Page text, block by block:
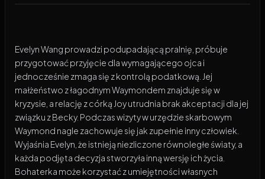
Evelyn Wang prowadzi podupadającą pralnię, próbuje
przygotować przyjęcie dla wymagającego ojca i
jednocześnie zmaga się z kontrolą podatkową. Jej
małżeństwo z łagodnym Waymondem znajduje się w
kryzysie, a relację z córką Joy utrudnia brak akceptacji dla jej
związku z Becky. Podczas wizyty w urzędzie skarbowym
Waymond nagle zachowuje się jak zupełnie inny człowiek.
Wyjaśnia Evelyn, że istnieją niezliczone równoległe światy, a
każda podjęta decyzja stworzyła inną wersję ich życia.
Bohaterka może korzystać z umiejętności własnych